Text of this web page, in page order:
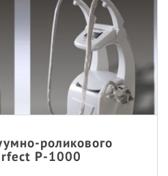
роликового
P-1000